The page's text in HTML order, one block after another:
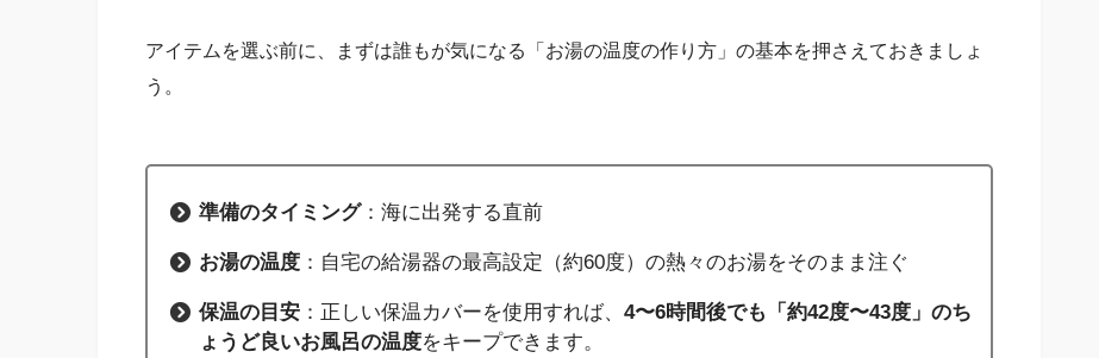
アイテムを選ぶ前に、まずは誰もが気になる「お湯の温度の作り方」の基本を押さえておきましょ
う。
準備のタイミング：海に出発する直前
お湯の温度：自宅の給湯器の最高設定（約60度）の熱々のお湯をそのまま注ぐ
保温の目安：正しい保温カバーを使用すれば、 4〜6時間後でも「約42度〜43度」のち
ょうど良いお風呂の温度をキープできます。